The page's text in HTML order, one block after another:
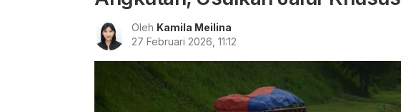
Oleh Kamila Meilina
27 Februari 2026, 11:12